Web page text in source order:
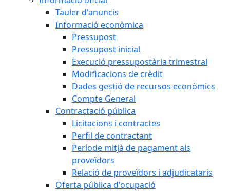
Tauler d'anuncis
Informació econòmica
Pressupost
Pressupost inicial
Execució pressupostària trimestral
Modificacions de crèdit
Dades gestió de recursos econòmics
Compte General
Contractació pública
Licitacions i contractes
Perfil de contractant
Període mitjà de pagament als
proveïdors
Relació de proveïdors i adjudicataris
Oferta pública d'ocupació